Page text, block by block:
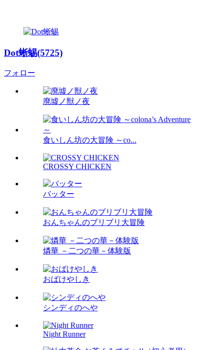
Dot蜥蜴(5725)
フォロー
廃墟ノ獣ノ夜
食いしん坊の大冒険 ～co...
CROSSY CHICKEN
バッター
おんちゃんのブリブリ大冒険
燐華 －二つの華－体験版
おばけやしき
シンディのへや
Night Runner